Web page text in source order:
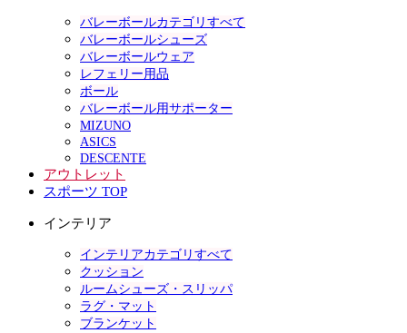
バレーボールカテゴリすべて
バレーボールシューズ
バレーボールウェア
レフェリー用品
ボール
バレーボール用サポーター
MIZUNO
ASICS
DESCENTE
アウトレット
スポーツ TOP
インテリア
インテリアカテゴリすべて
クッション
ルームシューズ・スリッパ
ラグ・マット
ブランケット